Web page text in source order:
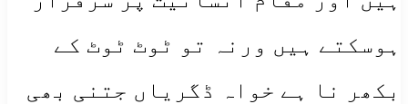
ہوسکتے ہیں ورنہ تو ٹوٹ ٹوٹ کے
بکھر نا ہے خواہ ڈگریاں جتنی بھی